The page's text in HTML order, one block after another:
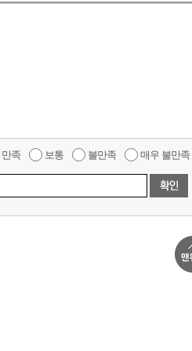
만족 보통 불만족 매우 불만족